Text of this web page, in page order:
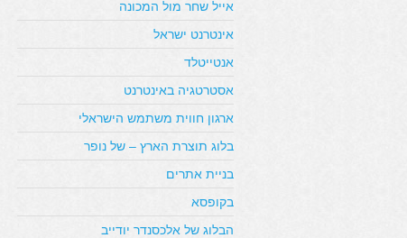
אייל שחר מול המכונה
אינטרנט ישראל
אנטייטלד
אסטרטגיה באינטרנט
ארגון חווית משתמש הישראלי
בלוג תוצרת הארץ – של נופר
בניית אתרים
בקופסא
הבלוג של אלכסנדר יודייב